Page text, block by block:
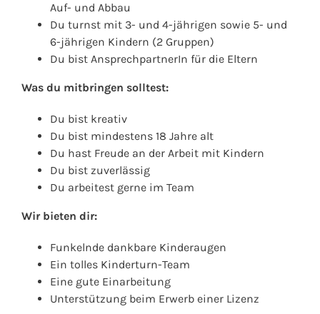
Auf- und Abbau
Du turnst mit 3- und 4-jährigen sowie 5- und
6-jährigen Kindern (2 Gruppen)
Du bist AnsprechpartnerIn für die Eltern
Was du mitbringen solltest:
Du bist kreativ
Du bist mindestens 18 Jahre alt
Du hast Freude an der Arbeit mit Kindern
Du bist zuverlässig
Du arbeitest gerne im Team
Wir bieten dir:
Funkelnde dankbare Kinderaugen
Ein tolles Kinderturn-Team
Eine gute Einarbeitung
Unterstützung beim Erwerb einer Lizenz